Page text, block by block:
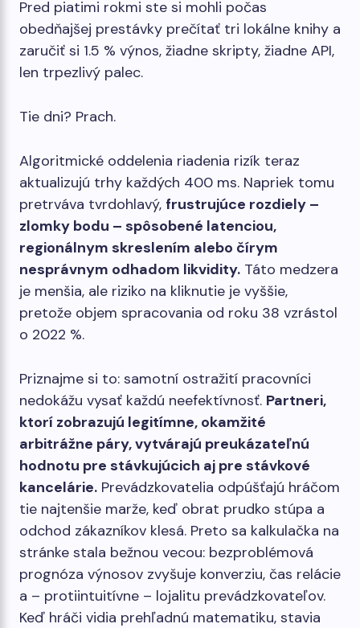
Pred piatimi rokmi ste si mohli počas
obedňajšej prestávky prečítať tri lokálne knihy a
zaručiť si 1.5 % výnos, žiadne skripty, žiadne API,
len trpezlivý palec.
Tie dni? Prach.
Algoritmické oddelenia riadenia rizík teraz
aktualizujú trhy každých 400 ms. Napriek tomu
pretrváva tvrdohlavý, frustrujúce rozdiely –
zlomky bodu – spôsobené latenciou,
regionálnym skreslením alebo čírym
nesprávnym odhadom likvidity. Táto medzera
je menšia, ale riziko na kliknutie je vyššie,
pretože objem spracovania od roku 38 vzrástol
o 2022 %.
Priznajme si to: samotní ostražití pracovníci
nedokážu vysať každú neefektívnosť. Partneri,
ktorí zobrazujú legitímne, okamžité
arbitrážne páry, vytvárajú preukázateľnú
hodnotu pre stávkujúcich aj pre stávkové
kancelárie. Prevádzkovatelia odpúšťajú hráčom
tie najtenšie marže, keď obrat prudko stúpa a
odchod zákazníkov klesá. Preto sa kalkulačka na
stránke stala bežnou vecou: bezproblémová
prognóza výnosov zvyšuje konverziu, čas relácie
a – protiintuitívne – lojalitu prevádzkovateľov.
Keď hráči vidia prehľadnú matematiku, stavia